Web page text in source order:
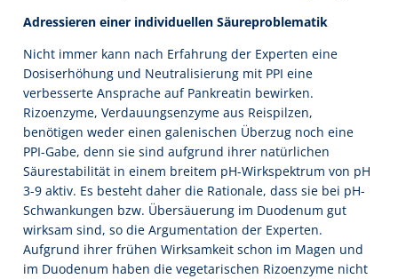
Adressieren einer individuellen Säureproblematik
Nicht immer kann nach Erfahrung der Experten eine
Dosiserhöhung und Neutralisierung mit PPI eine
verbesserte Ansprache auf Pankreatin bewirken.
Rizoenzyme, Verdauungsenzyme aus Reispilzen,
benötigen weder einen galenischen Überzug noch eine
PPI-Gabe, denn sie sind aufgrund ihrer natürlichen
Säurestabilität in einem breitem pH-Wirkspektrum von pH
3-9 aktiv. Es besteht daher die Rationale, dass sie bei pH-
Schwankungen bzw. Übersäuerung im Duodenum gut
wirksam sind, so die Argumentation der Experten.
Aufgrund ihrer frühen Wirksamkeit schon im Magen und
im Duodenum haben die vegetarischen Rizoenzyme nicht